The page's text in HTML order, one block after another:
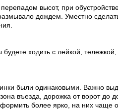
высот, при
дождем. Уместно
ходить с лейкой,
были одинаковыми. Важно
въезда, дорожка от ворот до
более ярко, на них